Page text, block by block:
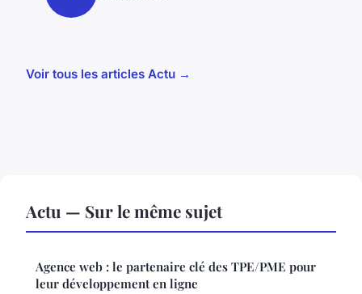
Voir tous les articles Actu →
Actu — Sur le même sujet
Agence web : le partenaire clé des TPE/PME pour
leur développement en ligne